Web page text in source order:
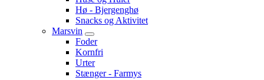
Hø - Bjergenghø
Snacks og Aktivitet
Marsvin
Foder
Kornfri
Urter
Stænger - Farmys